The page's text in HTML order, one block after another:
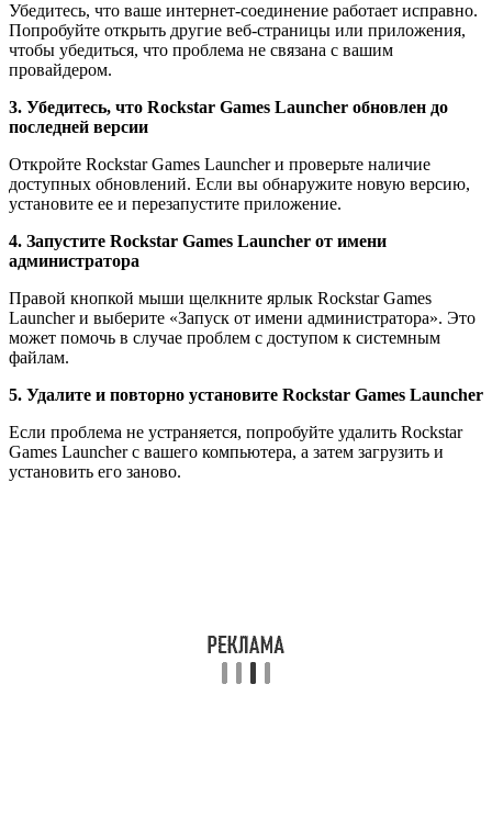
Убедитесь, что ваше интернет-соединение работает исправно.
Попробуйте открыть другие веб-страницы или приложения,
чтобы убедиться, что проблема не связана с вашим
провайдером.
3. Убедитесь, что Rockstar Games Launcher обновлен до
последней версии
Откройте Rockstar Games Launcher и проверьте наличие
доступных обновлений. Если вы обнаружите новую версию,
установите ее и перезапустите приложение.
4. Запустите Rockstar Games Launcher от имени
администратора
Правой кнопкой мыши щелкните ярлык Rockstar Games
Launcher и выберите «Запуск от имени администратора». Это
может помочь в случае проблем с доступом к системным
файлам.
5. Удалите и повторно установите Rockstar Games Launcher
Если проблема не устраняется, попробуйте удалить Rockstar
Games Launcher с вашего компьютера, а затем загрузить и
установить его заново.